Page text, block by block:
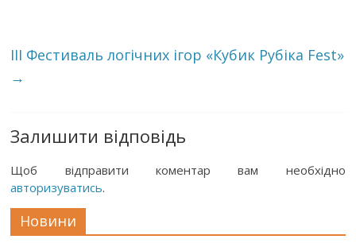
ІІІ Фестиваль логічних ігор «Кубик Рубіка Fest»
→
Залишити відповідь
Щоб відправити коментар вам необхідно
авторизуватись.
Новини